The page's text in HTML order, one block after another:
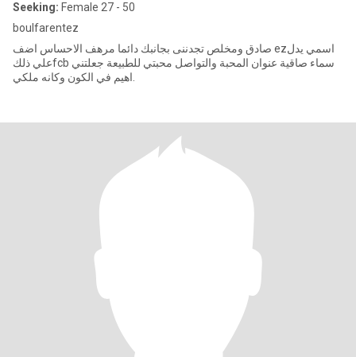
Seeking: Female 27 - 50
boulfarentez
صادق ومخلص تجدننى بجانبك دائما مرهف الاحساس اضف ezاسمي يدل
علي ذلكfcb سماء صاقية عنوان المحبة والتواصل محبتي للطبيعة جعلتني